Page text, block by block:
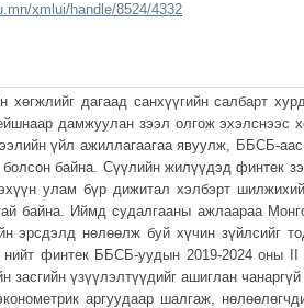
xmlui/handle/8524/4332
хөгжлийг дагаад санхүүгийн салбарт
дамжуулан зээл олгож эхэлснээс
үйл ажиллагаагаа явуулж, ББСБ-аас
байна. Сүүлийн жилүүдэд финтек
улам бүр дижитал хэлбэрт
байна. Иймд судалгааны ажлаараа
эрсдэлд нөлөөлж буй хүчин зүйлсийг
финтек ББСБ-уудын 2019-2024 оны II
засгийн үзүүлэлтүүдийг ашиглан
аргуудаар шалгаж,